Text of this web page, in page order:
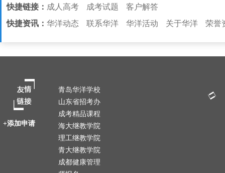
快捷链接： 成人高考 成考试题
客户解答
快捷资讯： 华洋动态 联系华洋 华洋活动 关于华洋 荣誉
+添加申请
青岛华洋学校
山东省招考办
成考精品课程
海大继教学院
理工继教学院
青大继教学院
成都健康管理